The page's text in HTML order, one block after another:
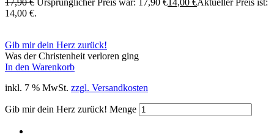
17,90€ Ursprünglicher Preis war: 17,90 € 14,00 €Aktueller Preis ist:
14,00 €.
Gib mir dein Herz zurück!
Was der Christenheit verloren ging
In den Warenkorb
inkl. 7 % MwSt. zzgl. Versandkosten
Gib mir dein Herz zurück! Menge